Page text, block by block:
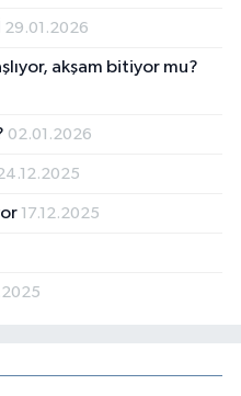
29.01.2026
akşam bitiyor mu?
02.01.2026
17.12.2025